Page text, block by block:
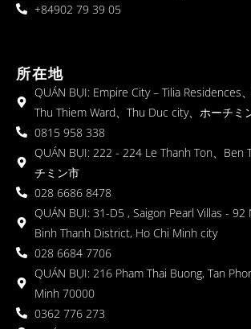
+84902 79 39 05
所在地
QUÁN BỤI: Empire City – Tilia Residences
Thu Thiem Ward、Thu Duc city、ホーチミ
0815 958 338
QUÁN BỤI: 222 - 224 Le Thanh Ton、Ben
チミン市
028 6686 8478
QUÁN BỤI: 31-D5 , Saigon Pearl Villas - 92
Binh Thanh District, Ho Chi Minh city
028 6684 7706
QUÁN BỤI: 216 Pham Thai Buong, Tan
Minh 70000
0362 776 273